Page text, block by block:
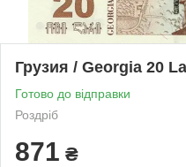
Грузия / Georgia 20
Готово до відправки
Роздріб
871 ₴